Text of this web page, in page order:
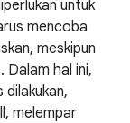
untuk
mencoba
meskipun
hal ini,
melempar